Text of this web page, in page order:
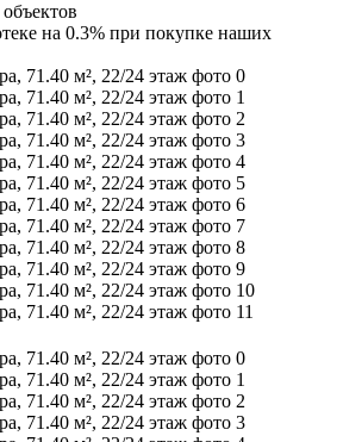
на 0.3% при покупке наших